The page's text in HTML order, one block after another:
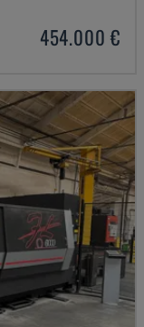
454.000 €